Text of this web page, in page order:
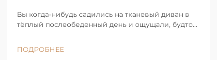
Вы когда-нибудь садились на тканевый диван в
тёплый послеобеденный день и ощущали, будто
он сразу же казался более освежающим. Причина
ПОДРОБНЕЕ